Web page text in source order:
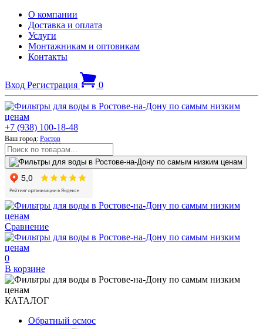
О компании
Доставка и оплата
Услуги
Монтажникам и оптовикам
Контакты
Вход Регистрация 0
+7 (938) 100-18-48
Ваш город: Ростов
Сравнение
0
В корзине
КАТАЛОГ
Обратный осмос